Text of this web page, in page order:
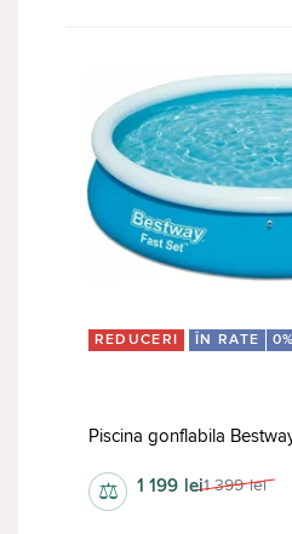
REDUCERI ÎN RATE 0%
Piscina gonflabila
1 399 lei
1 199 lei
⚖